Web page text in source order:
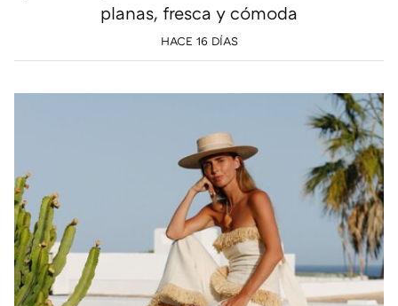
planas, fresca y cómoda
HACE 16 DÍAS